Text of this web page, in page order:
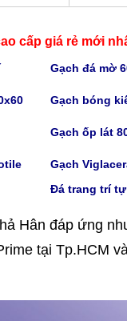
cấp giá rẻ mới
Gạch đá mờ
Gạch bóng
Gạch ốp lát
Gạch V
Đá trang trí
Hân đáp ứng
tại Tp.HCM